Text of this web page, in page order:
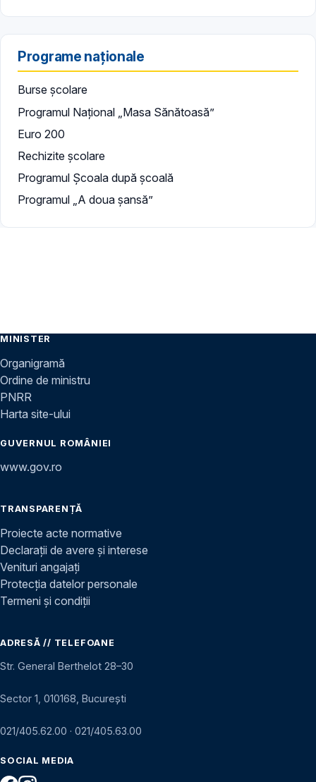
Programe naționale
Burse școlare
Programul Național „Masa Sănătoasă”
Euro 200
Rechizite școlare
Programul Școala după școală
Programul „A doua şansă”
MINISTER
Organigramă
Ordine de ministru
PNRR
Harta site-ului
GUVERNUL ROMÂNIEI
www.gov.ro
TRANSPARENȚĂ
Proiecte acte normative
Declarații de avere și interese
Venituri angajați
Protecția datelor personale
Termeni și condiții
ADRESĂ // TELEFOANE
Str. General Berthelot 28–30
Sector 1, 010168, București
021/405.62.00 · 021/405.63.00
SOCIAL MEDIA